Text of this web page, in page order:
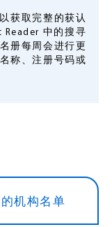
获取完整的获认
中的搜寻
册每周会进行更
称、注册号码或
机构名单